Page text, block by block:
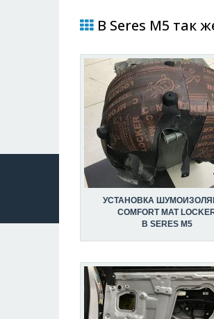
В Seres M5 так
УСТАНОВКА
COMFORT MAT
В SERES M5